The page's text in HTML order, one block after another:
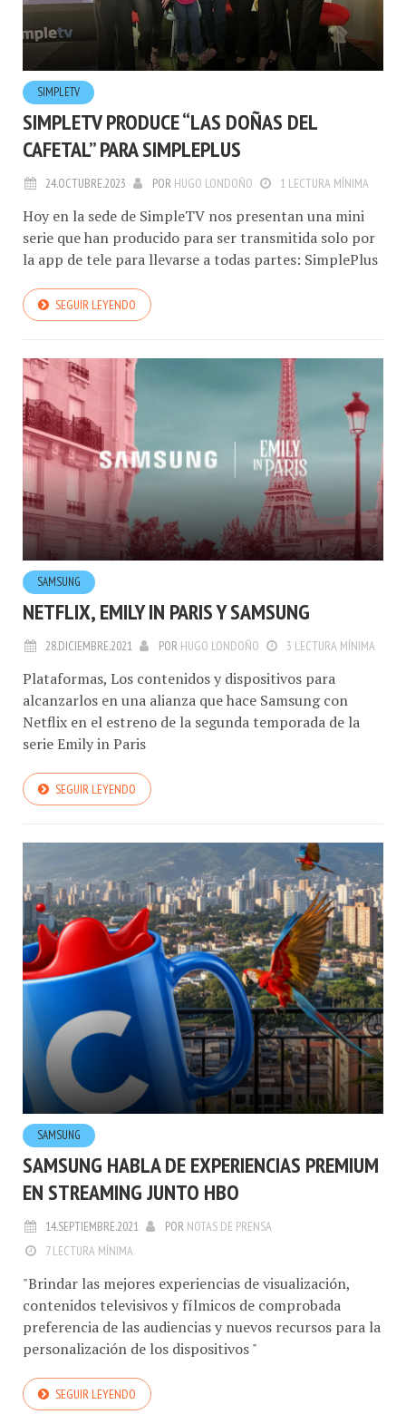
SIMPLETV
SIMPLETV PRODUCE “LAS DOÑAS DEL
CAFETAL” PARA SIMPLEPLUS
24.OCTUBRE.2023 POR HUGO LONDOÑO 1 LECTURA MÍNIMA
Hoy en la sede de SimpleTV nos presentan una mini
serie que han producido para ser transmitida solo por
la app de tele para llevarse a todas partes: SimplePlus ​
SEGUIR LEYENDO
SAMSUNG
NETFLIX, EMILY IN PARIS Y SAMSUNG
28.DICIEMBRE.2021 POR HUGO LONDOÑO 3 LECTURA MÍNIMA
Plataformas, Los contenidos y dispositivos para
alcanzarlos en una alianza que hace Samsung con
Netflix en el estreno de la segunda temporada de la
serie Emily in Paris
SEGUIR LEYENDO
SAMSUNG
SAMSUNG HABLA DE EXPERIENCIAS PREMIUM
EN STREAMING JUNTO HBO
14.SEPTIEMBRE.2021 POR NOTAS DE PRENSA
7 LECTURA MÍNIMA
"Brindar las mejores experiencias de visualización,
contenidos televisivos y fílmicos de comprobada
preferencia de las audiencias y nuevos recursos para la
personalización de los dispositivos "
SEGUIR LEYENDO